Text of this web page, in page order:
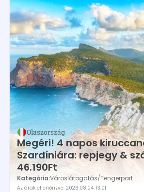
Olaszország
Megéri! 4 napos
Szardíniára: repjegy &
46.190Ft
Kategória:Városlátogatás/Tengerpart
Az árak ellenőrizve: 2026.08.04. 13:01